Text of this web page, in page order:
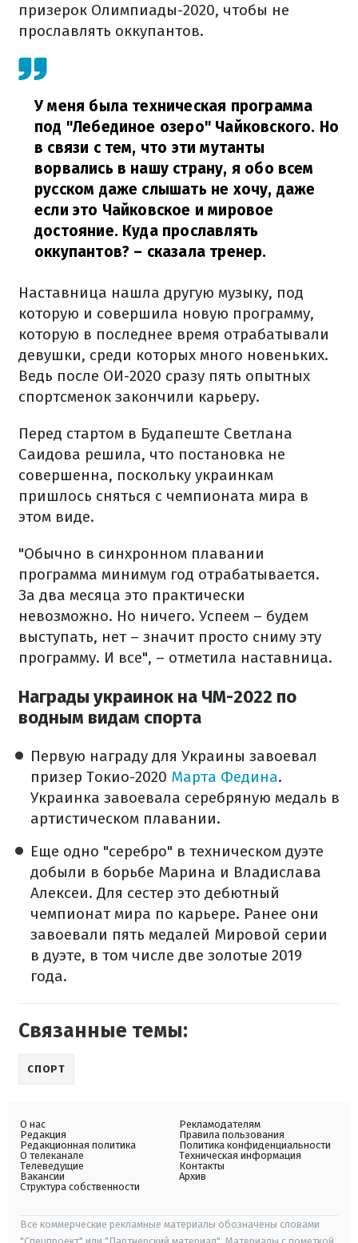
призерок Олимпиады-2020, чтобы не
прославлять оккупантов.
У меня была техническая программа
под "Лебединое озеро" Чайковского. Но
в связи с тем, что эти мутанты
ворвались в нашу страну, я обо всем
русском даже слышать не хочу, даже
если это Чайковское и мировое
достояние. Куда прославлять
оккупантов? – сказала тренер.
Наставница нашла другую музыку, под
которую и совершила новую программу,
которую в последнее время отрабатывали
девушки, среди которых много новеньких.
Ведь после ОИ-2020 сразу пять опытных
спортсменок закончили карьеру.
Перед стартом в Будапеште Светлана
Саидова решила, что постановка не
совершенна, поскольку украинкам
пришлось сняться с чемпионата мира в
этом виде.
"Обычно в синхронном плавании
программа минимум год отрабатывается.
За два месяца это практически
невозможно. Но ничего. Успеем – будем
выступать, нет – значит просто сниму эту
программу. И все", – отметила наставница.
Награды украинок на ЧМ-2022 по
водным видам спорта
Первую награду для Украины завоевал
призер Токио-2020 Марта Федина.
Украинка завоевала серебряную медаль в
артистическом плавании.
Еще одно "серебро" в техническом дуэте
добыли в борьбе Марина и Владислава
Алексеи. Для сестер это дебютный
чемпионат мира по карьере. Ранее они
завоевали пять медалей Мировой серии
в дуэте, в том числе две золотые 2019
года.
Связанные темы:
СПОРТ
О нас
Редакция
Редакционная политика
О телеканале
Телеведущие
Вакансии
Структура собственности
Рекламодателям
Правила пользования
Политика конфиденциальности
Техническая информация
Контакты
Архив
Все коммерческие рекламные материалы обозначены словами